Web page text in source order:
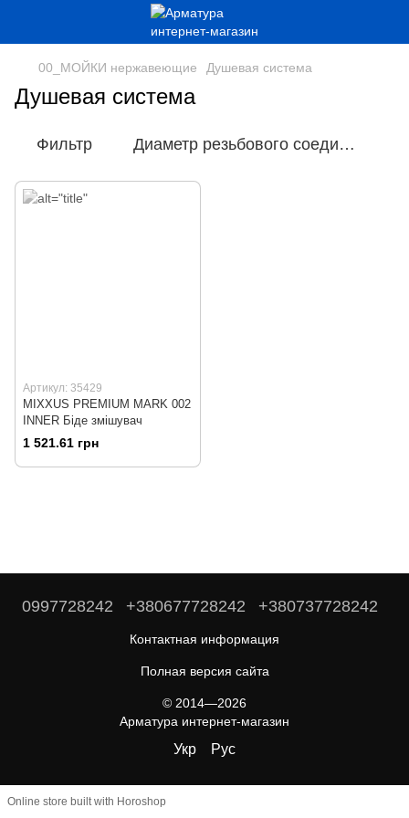
00_МОЙКИ нержавеющие Душевая система
Душевая система
Фильтр Диаметр резьбового соединения
Артикул: 35429
MIXXUS PREMIUM MARK 002
INNER Біде змішувач
1 521.61 грн
0997728242 +380677728242 +380737728242
Контактная информация
Полная версия сайта
© 2014—2026
Арматура интернет-магазин
Укр Рус
Online store built with Horoshop